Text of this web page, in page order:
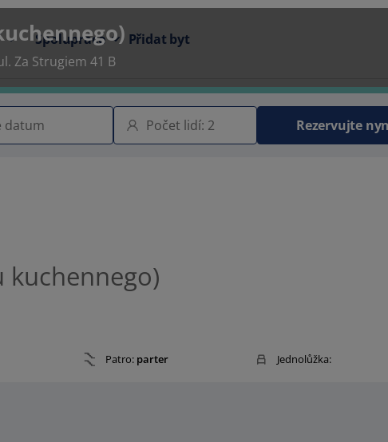
Spolupráce Přidat byt
Za Strugiem 41 B
Rezervujte
kuchennego)
Patro: parter Jednolůžka: